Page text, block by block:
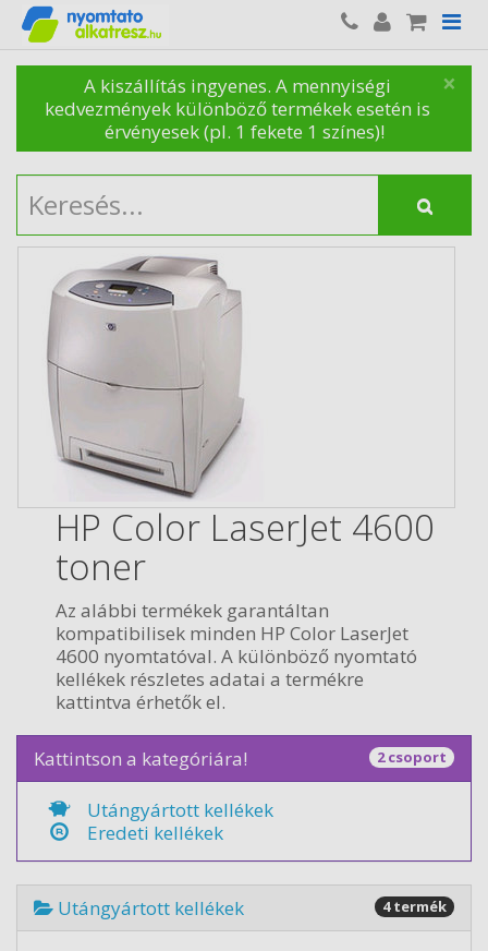
×
A kiszállítás ingyenes. A mennyiségi
kedvezmények különböző termékek esetén is
érvényesek (pl. 1 fekete 1 színes)!
HP Color LaserJet 4600
toner
Az alábbi termékek garantáltan
kompatibilisek minden HP Color LaserJet
4600 nyomtatóval. A különböző nyomtató
kellékek részletes adatai a termékre
kattintva érhetők el.
Kattintson a kategóriára! 2 csoport
Utángyártott kellékek
Eredeti kellékek
Utángyártott kellékek 4 termék